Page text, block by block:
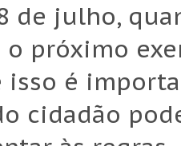
de julho,
próximo
isso é
cidadão